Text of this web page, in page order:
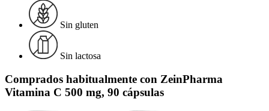
Sin gluten
Sin lactosa
Comprados habitualmente con ZeinPharma
Vitamina C 500 mg, 90 cápsulas